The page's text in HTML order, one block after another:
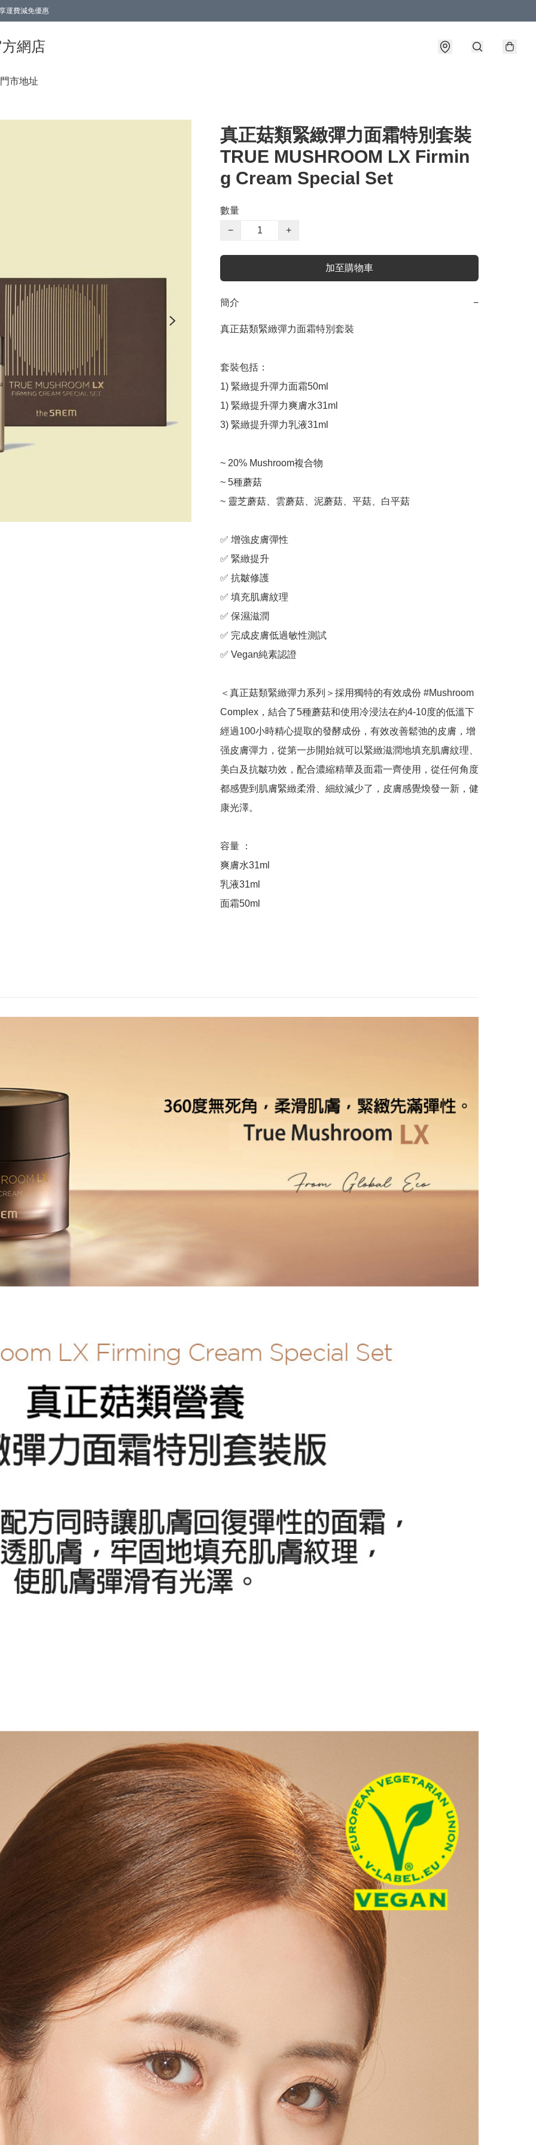
運費減免優惠
網店
門市地址
真正菇類緊緻彈力面霜特別套裝
TRUE MUSHROOM LX Firmin
g Cream Special Set
數量
−
+
加至購物車
簡介 −
真正菇類緊緻彈力面霜特別套裝
套裝包括：
1) 緊緻提升彈力面霜50ml
1) 緊緻提升彈力爽膚水31ml
3) 緊緻提升彈力乳液31ml
~ 20% Mushroom複合物
~ 5種蘑菇
~ 靈芝蘑菇、雲蘑菇、泥蘑菇、平菇、白平菇
✅ 增強皮膚彈性
✅ 緊緻提升
✅ 抗皺修護
✅ 填充肌膚紋理
✅ 保濕滋潤
✅ 完成皮膚低過敏性測試
✅ Vegan純素認證
＜真正菇類緊緻彈力系列＞採用獨特的有效成份 #Mushroom
Complex，結合了5種蘑菇和使用冷浸法在約4-10度的低溫下
經過100小時精心提取的發酵成份，有效改善鬆弛的皮膚，增
强皮膚彈力，從第一步開始就可以緊緻滋潤地填充肌膚紋理、
美白及抗皺功效，配合濃縮精華及面霜一齊使用，從任何角度
都感覺到肌膚緊緻柔滑、細紋減少了，皮膚感覺煥發一新，健
康光澤。
容量 ：
爽膚水31ml
乳液31ml
面霜50ml